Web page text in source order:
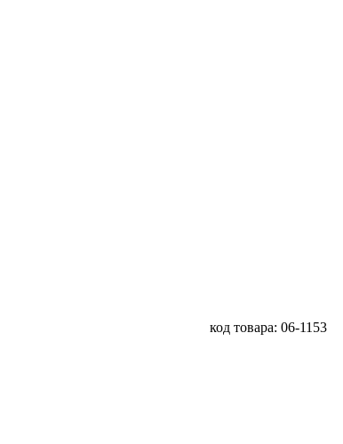
код товара: 06-1153